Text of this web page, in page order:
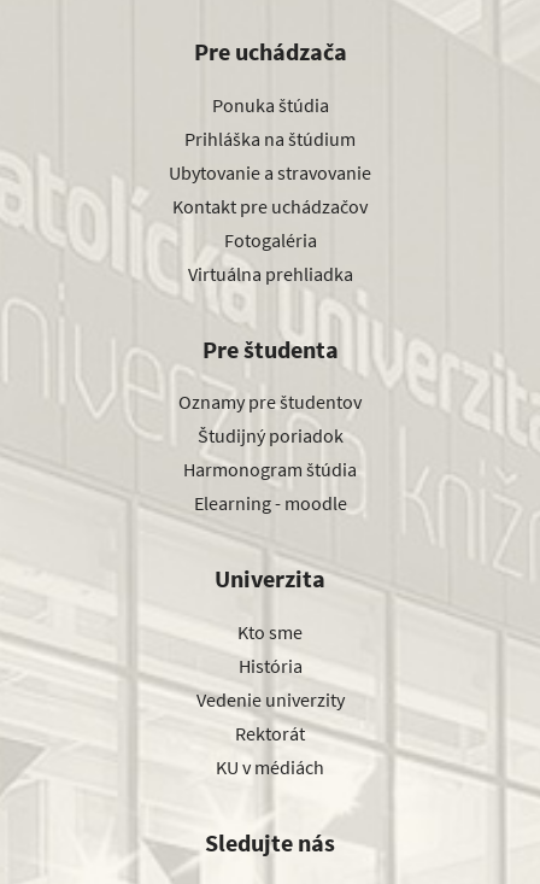
Pre uchádzača
Ponuka štúdia
Prihláška na štúdium
Ubytovanie a stravovanie
Kontakt pre uchádzačov
Fotogaléria
Virtuálna prehliadka
Pre študenta
Oznamy pre študentov
Študijný poriadok
Harmonogram štúdia
Elearning - moodle
Univerzita
Kto sme
História
Vedenie univerzity
Rektorát
KU v médiách
Sledujte nás